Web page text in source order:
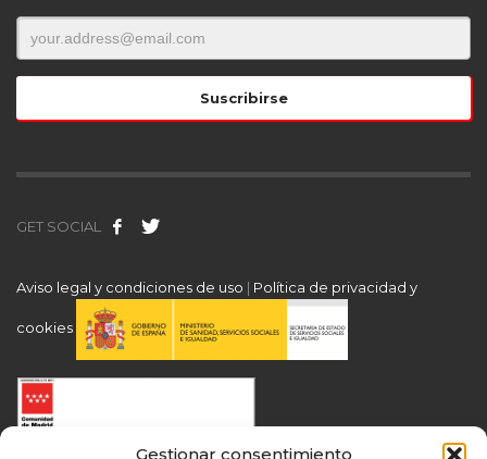
Gestionar consentimiento
GET SOCIAL
Aviso legal y condiciones de uso | Política de privacidad y
cookies